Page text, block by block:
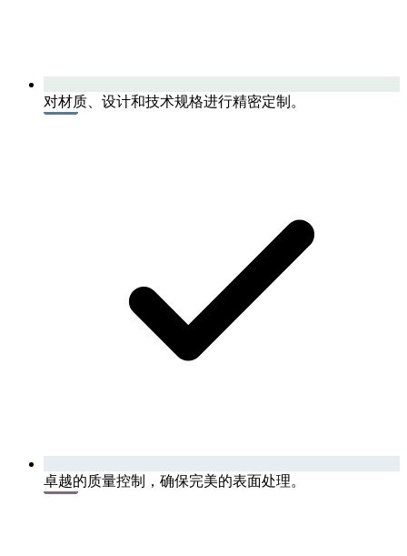
对材质、设计和技术规格进行精密定制。
卓越的质量控制，确保完美的表面处理。